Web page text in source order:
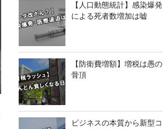
【人口動態統計】感染爆発
による死者数増加は嘘
【防衛費増額】増税は愚の
骨頂
ビジネスの本質から新型コ